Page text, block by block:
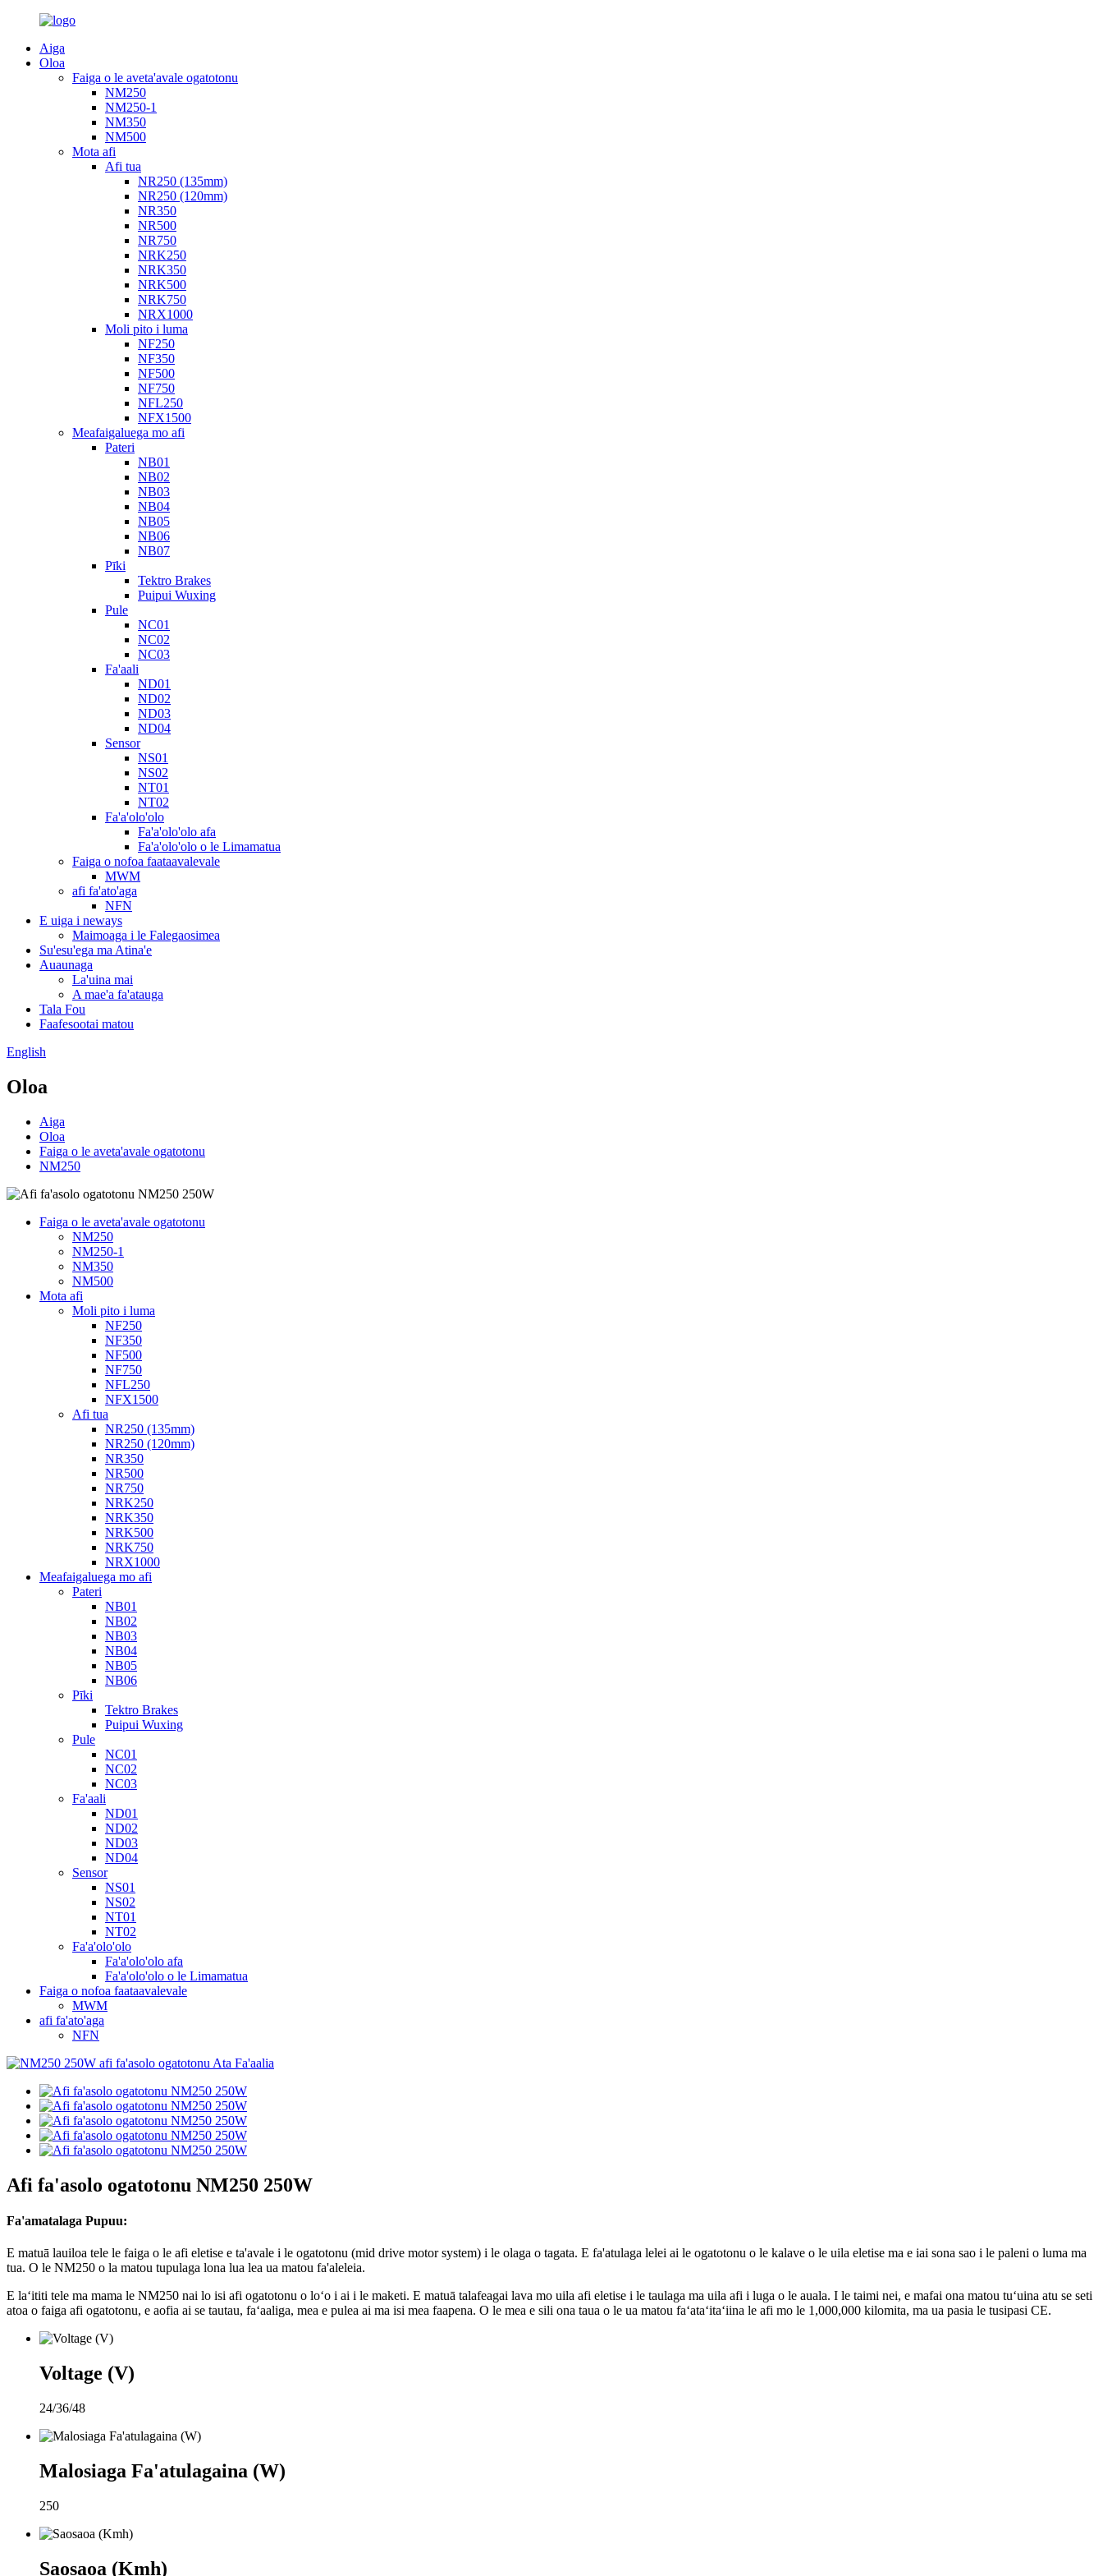
Aiga
Oloa
Faiga o le aveta'avale ogatotonu
NM250
NM250-1
NM350
NM500
Mota afi
Afi tua
NR250 (135mm)
NR250 (120mm)
NR350
NR500
NR750
NRK250
NRK350
NRK500
NRK750
NRX1000
Moli pito i luma
NF250
NF350
NF500
NF750
NFL250
NFX1500
Meafaigaluega mo afi
Pateri
NB01
NB02
NB03
NB04
NB05
NB06
NB07
Pīki
Tektro Brakes
Puipui Wuxing
Pule
NC01
NC02
NC03
Fa'aali
ND01
ND02
ND03
ND04
Sensor
NS01
NS02
NT01
NT02
Fa'a'olo'olo
Fa'a'olo'olo afa
Fa'a'olo'olo o le Limamatua
Faiga o nofoa faataavalevale
MWM
afi fa'ato'aga
NFN
E uiga i neways
Maimoaga i le Falegaosimea
Su'esu'ega ma Atina'e
Auaunaga
La'uina mai
A mae'a fa'atauga
Tala Fou
Faafesootai matou
English
Oloa
Aiga
Oloa
Faiga o le aveta'avale ogatotonu
NM250
Faiga o le aveta'avale ogatotonu
NM250
NM250-1
NM350
NM500
Mota afi
Moli pito i luma
NF250
NF350
NF500
NF750
NFL250
NFX1500
Afi tua
NR250 (135mm)
NR250 (120mm)
NR350
NR500
NR750
NRK250
NRK350
NRK500
NRK750
NRX1000
Meafaigaluega mo afi
Pateri
NB01
NB02
NB03
NB04
NB05
NB06
Pīki
Tektro Brakes
Puipui Wuxing
Pule
NC01
NC02
NC03
Fa'aali
ND01
ND02
ND03
ND04
Sensor
NS01
NS02
NT01
NT02
Fa'a'olo'olo
Fa'a'olo'olo afa
Fa'a'olo'olo o le Limamatua
Faiga o nofoa faataavalevale
MWM
afi fa'ato'aga
NFN
Afi fa'asolo ogatotonu NM250 250W
Fa'amatalaga Pupuu:
E matuā lauiloa tele le faiga o le afi eletise e ta'avale i le ogatotonu (mid drive motor system) i le olaga o tagata. E fa'atulaga lelei ai le ogatotonu o le kalave o le uila eletise ma e iai sona sao i le paleni o luma ma
tua. O le NM250 o la matou tupulaga lona lua lea ua matou fa'aleleia.
E laʻititi tele ma mama le NM250 nai lo isi afi ogatotonu o loʻo i ai i le maketi. E matuā talafeagai lava mo uila afi eletise i le taulaga ma uila afi i luga o le auala. I le taimi nei, e mafai ona matou tuʻuina atu se seti
atoa o faiga afi ogatotonu, e aofia ai se tautau, faʻaaliga, mea e pulea ai ma isi mea faapena. O le mea e sili ona taua o le ua matou faʻataʻitaʻiina le afi mo le 1,000,000 kilomita, ma ua pasia le tusipasi CE.
Voltage (V)
24/36/48
Malosiaga Fa'atulagaina (W)
250
Saosaoa (Kmh)